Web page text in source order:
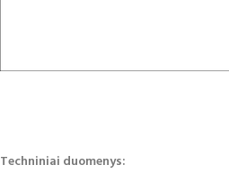
Techniniai duomenys: